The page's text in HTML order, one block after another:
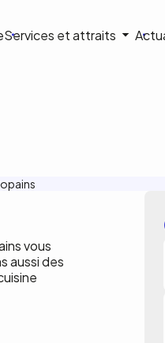
Services et attraits
vous
aussi des